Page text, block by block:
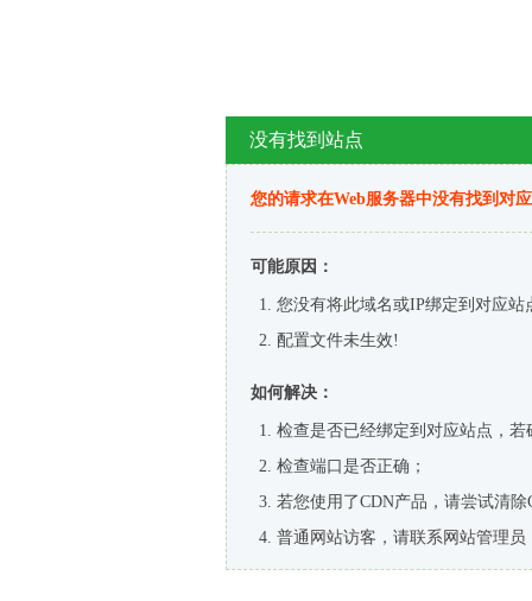
没有找到站点
您的请求在Web服务器中没有找到对
可能原因：
您没有将此域名或IP绑定到对应站
配置文件未生效!
如何解决：
检查是否已经绑定到对应站点，
检查端口是否正确；
若您使用了CDN产品，请尝试清除
普通网站访客，请联系网站管理员